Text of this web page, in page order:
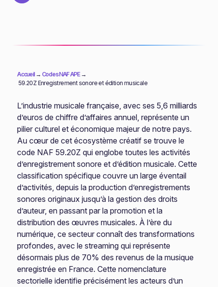
Accueil→ Codes NAF APE→
59.20Z Enregistrement sonore et édition musicale
L’industrie musicale française, avec ses 5,6 milliards
d’euros de chiffre d’affaires annuel, représente un
pilier culturel et économique majeur de notre pays.
Au cœur de cet écosystème créatif se trouve le
code NAF 59.20Z qui englobe toutes les activités
d’enregistrement sonore et d’édition musicale. Cette
classification spécifique couvre un large éventail
d’activités, depuis la production d’enregistrements
sonores originaux jusqu’à la gestion des droits
d’auteur, en passant par la promotion et la
distribution des œuvres musicales. À l’ère du
numérique, ce secteur connaît des transformations
profondes, avec le streaming qui représente
désormais plus de 70% des revenus de la musique
enregistrée en France. Cette nomenclature
sectorielle identifie précisément les acteurs d’un